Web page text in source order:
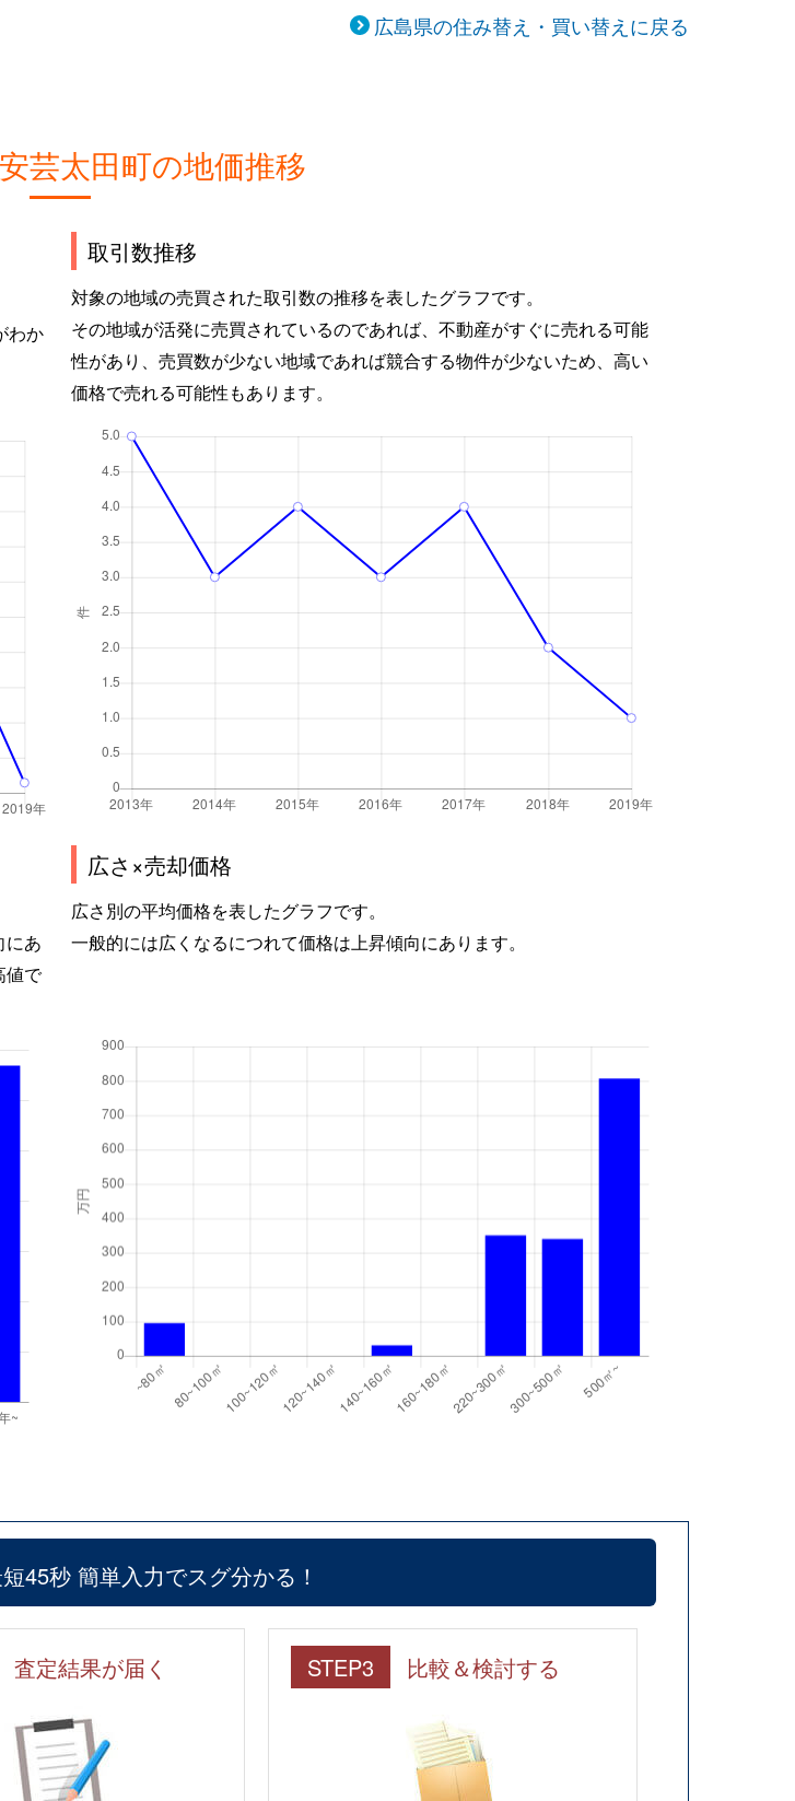
広島県の住み替え・買い替えに戻る
芸太田町の地価推移
わか
取引数推移
対象の地域の売買された取引数の推移を表したグラフです。
その地域が活発に売買されているのであれば、不動産がすぐに売れる可能
性があり、売買数が少ない地域であれば競合する物件が少ないため、高い
価格で売れる可能性もあります。
にあ
値で
広さ×売却価格
広さ別の平均価格を表したグラフです。
一般的には広くなるにつれて価格は上昇傾向にあります。
45秒 簡単入力でスグ分かる！
査定結果が届く STEP3 比較＆検討する